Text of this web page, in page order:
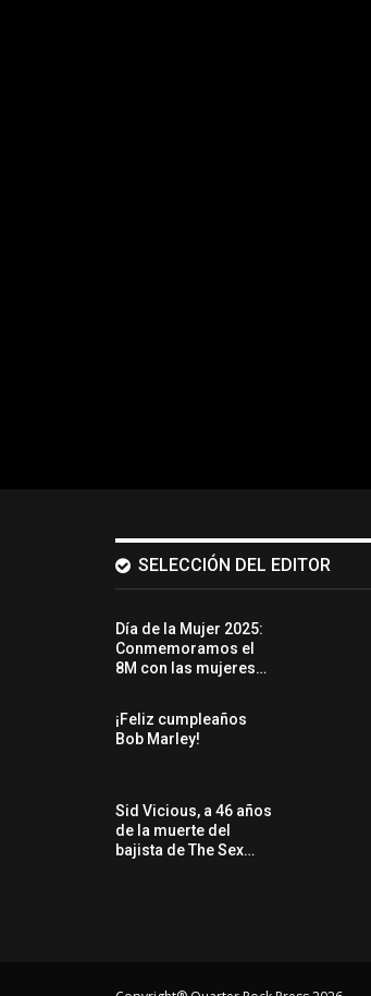
SELECCIÓN DEL EDITOR
Día de la Mujer 2025:
Conmemoramos el
8M con las mujeres…
¡Feliz cumpleaños
Bob Marley!
Sid Vicious, a 46 años
de la muerte del
bajista de The Sex…